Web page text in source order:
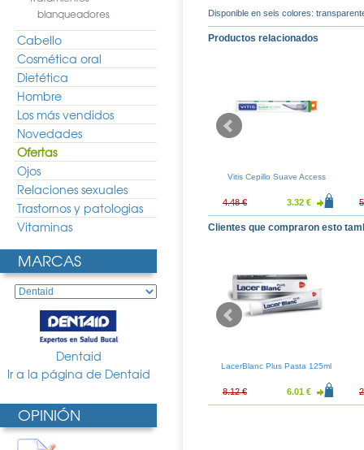
blanqueadores
Cabello
Cosmética oral
Dietética
Hombre
Los más vendidos
Novedades
Ofertas
Ojos
Relaciones sexuales
Trastornos y patologias
Vitaminas
MARCAS
Dentaid
Ir a la página de Dentaid
OPINIÓN
Disponible en seis colores:
Productos relacionados
Encias
3.84 € 4.48 € 3.32 €
Vitis Cepillo Suave Access
4.48 € 3.32 €
Clientes que compraron esto
125gr
125ml
LacerBlanc Plus Pasta 125ml
8.12 € 6.01 €